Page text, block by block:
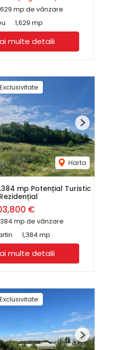
mp de vânzare
1,629 mp
multe detalii
Exclusivitate
Harta
Next
mp Potențial Turistic
€
mp de vânzare
1,384 mp
multe detalii
Exclusivitate
Next